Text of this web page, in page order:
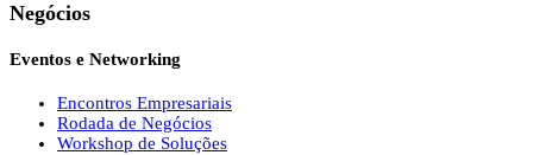
Negócios
Eventos e Networking
Encontros Empresariais
Rodada de Negócios
Workshop de Soluções